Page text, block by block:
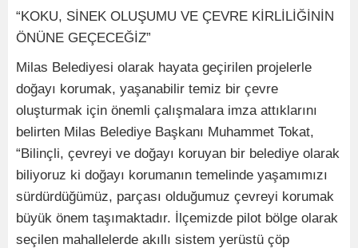
“KOKU, SİNEK OLUŞUMU VE ÇEVRE KİRLİLİĞİNİN
ÖNÜNE GEÇECEĞİZ”
Milas Belediyesi olarak hayata geçirilen projelerle
doğayı korumak, yaşanabilir temiz bir çevre
oluşturmak için önemli çalışmalara imza attıklarını
belirten Milas Belediye Başkanı Muhammet Tokat,
“Bilinçli, çevreyi ve doğayı koruyan bir belediye olarak
biliyoruz ki doğayı korumanın temelinde yaşamımızı
sürdürdüğümüz, parçası olduğumuz çevreyi korumak
büyük önem taşımaktadır. İlçemizde pilot bölge olarak
seçilen mahallelerde akıllı sistem yerüstü çöp